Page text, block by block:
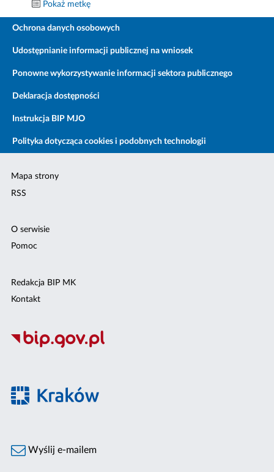
Pokaż metkę
Ochrona danych osobowych
Udostępnianie informacji publicznej na wniosek
Ponowne wykorzystywanie informacji sektora publicznego
Deklaracja dostępności
Instrukcja BIP MJO
Polityka dotycząca cookies i podobnych technologii
Mapa strony
RSS
O serwisie
Pomoc
Redakcja BIP MK
Kontakt
Wyślij e-mailem